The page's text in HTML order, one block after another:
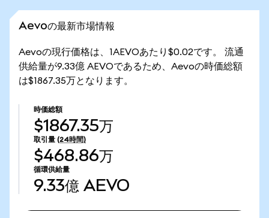
Aevoの最新市場情報
Aevoの現行価格は、1AEVOあたり$0.02です。 流通
供給量が9.33億 AEVOであるため、Aevoの時価総額
は$1867.35万となります。
時価総額
$1867.35万
取引量 (24時間)
$468.86万
循環供給量
9.33億 AEVO